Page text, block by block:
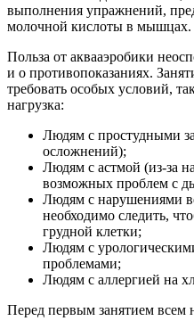
выполнения упражнений,
молочной кислоты в мышцах.
Польза от аквааэробики
и о противопоказаниях.
требовать особых условий,
нагрузка:
Людям с простудными
осложнений);
Людям с астмой (из-за
возможных проблем с
Людям с нарушениями
необходимо следить,
грудной клетки;
Людям с
проблемами;
Людям с аллергией на
Перед первым занятием всем